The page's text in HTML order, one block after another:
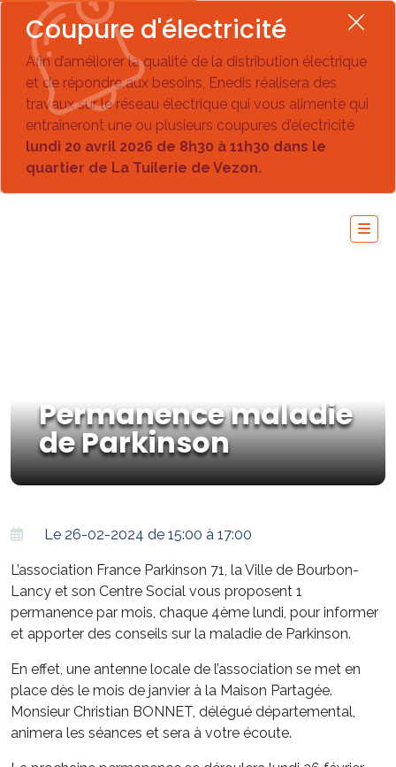
Coupure d'électricité
Afin d’améliorer la qualité de la distribution électrique
et de répondre aux besoins, Enedis réalisera des
travaux sur le réseau électrique qui vous alimente qui
entraîneront une ou plusieurs coupures d’électricité
lundi 20 avril 2026 de 8h30 à 11h30 dans le
quartier de La Tuilerie de Vezon.
Permanence maladie
de Parkinson
Le 26-02-2024 de 15:00 à 17:00
L’association France Parkinson 71, la Ville de Bourbon-
Lancy et son Centre Social vous proposent 1
permanence par mois, chaque 4ème lundi, pour informer
et apporter des conseils sur la maladie de Parkinson.
En effet, une antenne locale de l’association se met en
place dès le mois de janvier à la Maison Partagée.
Monsieur Christian BONNET, délégué départemental,
animera les séances et sera à votre écoute.